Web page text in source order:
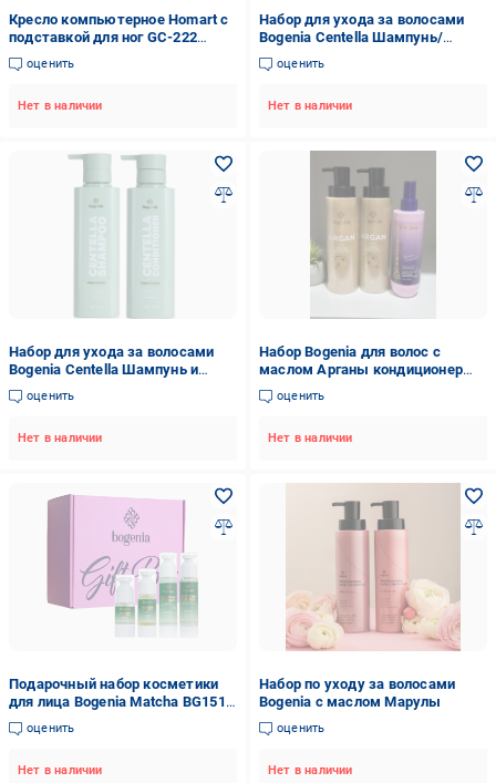
Кресло компьютерное Homart с
подставкой для ног GC-222
Черный с серым (9931)
оценить
Нет в наличии
Набор для ухода за волосами
Bogenia Centella Шампунь/
Кондиционер/Маска/
Сыворотка/Термозащита
оценить
Нет в наличии
Набор для ухода за волосами
Bogenia Centella Шампунь и
Кондиционер
оценить
Нет в наличии
Набор Bogenia для волос с
маслом Арганы кондиционер
шампунь спрей
оценить
Нет в наличии
Подарочный набор косметики
для лица Bogenia Matcha BG151
№091
оценить
Нет в наличии
Набор по уходу за волосами
Bogenia с маслом Марулы
оценить
Нет в наличии